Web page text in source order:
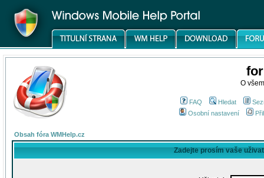
O
FAQ Hledat
Osobní nastavení
Obsah fóra WMHelp.cz
Zadejte prosím vaše